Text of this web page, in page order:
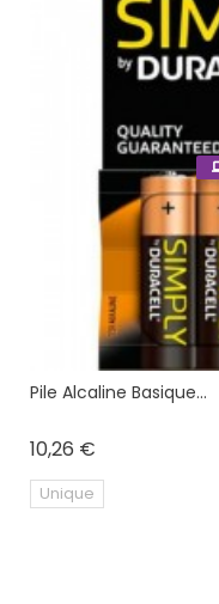
Pile Alcaline Basique...
10,26 €
Unique